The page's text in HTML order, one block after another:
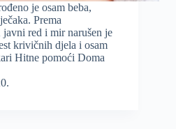
je osam beba,
Prema
red i mir narušen je
krivičnih djela i osam
Hitne pomoći Doma